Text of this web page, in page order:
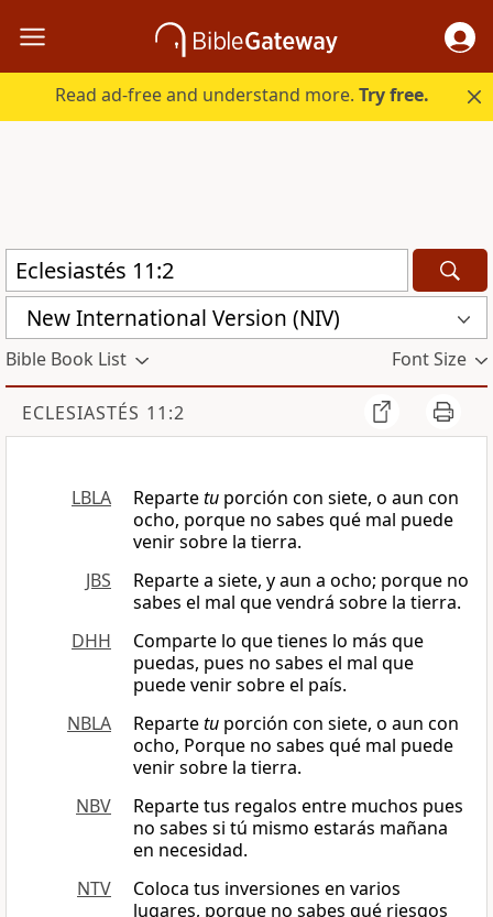
Read ad-free and understand more.Try free.
New International Version (NIV)
Bible Book List Font Size
ECLESIASTÉS 11:2
LBLA Repartetu porción con siete, o aun con
ocho, porque no sabes qué mal puede
venir sobre la tierra.
JBS
Reparte a siete, y aun a ocho; porque no
sabes el mal que vendrá sobre la tierra.
DHH
Comparte lo que tienes lo más que
puedas, pues no sabes el mal que
puede venir sobre el país.
NBLA
Repartetu porción con siete, o aun con
ocho, Porque no sabes qué mal puede
venir sobre la tierra.
NBV
Reparte tus regalos entre muchos pues
no sabes si tú mismo estarás mañana
en necesidad.
NTV
Coloca tus inversiones en varios
lugares, porque no sabes qué riesgos